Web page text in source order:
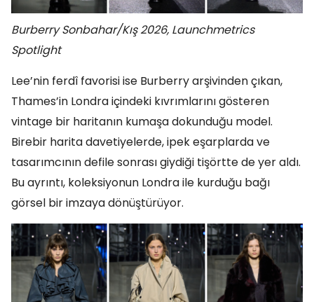
Burberry Sonbahar/Kış 2026, Launchmetrics
Spotlight
Lee’nin ferdî favorisi ise Burberry arşivinden çıkan,
Thames’in Londra içindeki kıvrımlarını gösteren
vintage bir haritanın kumaşa dokunduğu model.
Birebir harita davetiyelerde, ipek eşarplarda ve
tasarımcının defile sonrası giydiği tişörtte de yer aldı.
Bu ayrıntı, koleksiyonun Londra ile kurduğu bağı
görsel bir imzaya dönüştürüyor.